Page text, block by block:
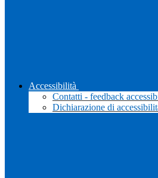
Accessibilità
Contatti - feedback
Dichiarazione di